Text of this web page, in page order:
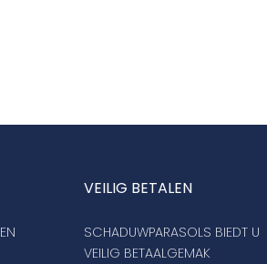
VEILIG BETALEN
SCHADUWPARASOLS BIEDT U
VEILIG BETAALGEMAK